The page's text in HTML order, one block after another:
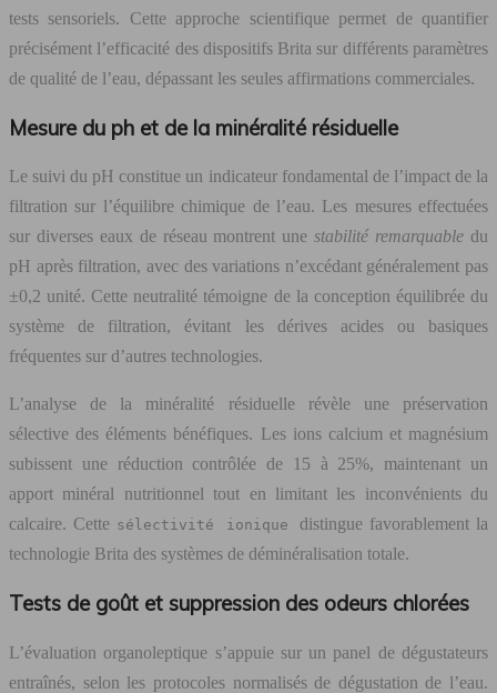
tests sensoriels. Cette approche scientifique permet de quantifier
précisément l’efficacité des dispositifs Brita sur différents paramètres
de qualité de l’eau, dépassant les seules affirmations commerciales.
Mesure du ph et de la minéralité résiduelle
Le suivi du pH constitue un indicateur fondamental de l’impact de la
filtration sur l’équilibre chimique de l’eau. Les mesures effectuées
sur diverses eaux de réseau montrent unestabilité remarquabledu
pH après filtration, avec des variations n’excédant généralement pas
±0,2 unité. Cette neutralité témoigne de la conception équilibrée du
système de filtration, évitant les dérives acides ou basiques
fréquentes sur d’autres technologies.
L’analyse de la minéralité résiduelle révèle une préservation
sélective des éléments bénéfiques. Les ions calcium et magnésium
subissent une réduction contrôlée de 15 à 25%, maintenant un
apport minéral nutritionnel tout en limitant les inconvénients du
calcaire. Cette sélectivité ionique distingue favorablement la
technologie Brita des systèmes de déminéralisation totale.
Tests de goût et suppression des odeurs chlorées
L’évaluation organoleptique s’appuie sur un panel de dégustateurs
entraînés, selon les protocoles normalisés de dégustation de l’eau.